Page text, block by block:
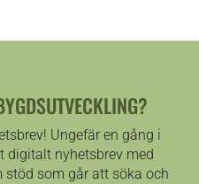
Ungefär en gång i
digitalt nyhetsbrev med
som går att söka och